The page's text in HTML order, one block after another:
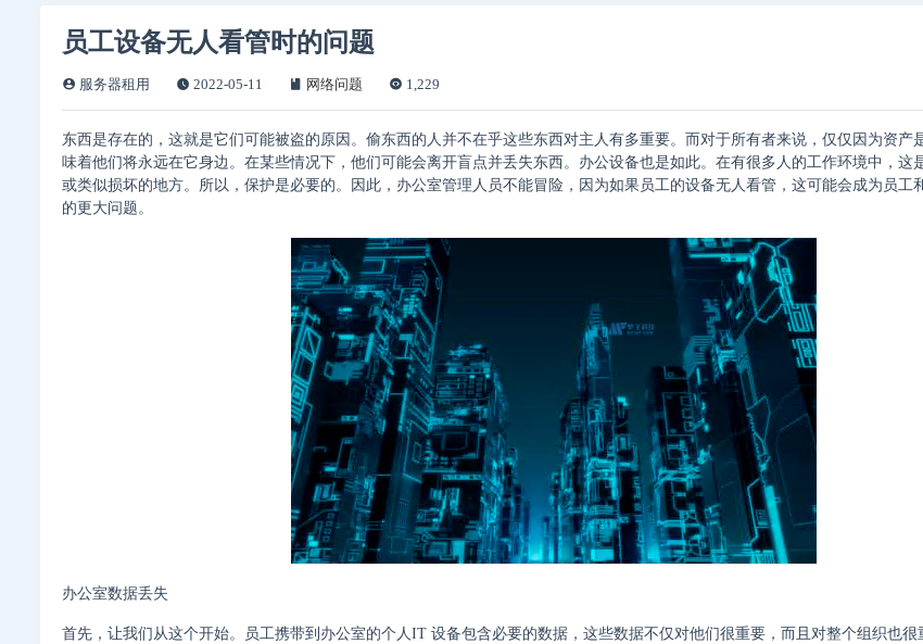
员工设备无人看管时的问题
服务器租用 2022-05-11 网络问题 1,229
东西是存在的，这就是它们可能被盗的原因。偷东西的人并不在乎这些东西对主人有多重要。而对于所有者来说，仅仅因为资产
味着他们将永远在它身边。在某些情况下，他们可能会离开盲点并丢失东西。办公设备也是如此。在有很多人的工作环境中，这
或类似损坏的地方。所以，保护是必要的。因此，办公室管理人员不能冒险，因为如果员工的设备无人看管，这可能会成为员工
的更大问题。
办公室数据丢失
首先，让我们从这个开始。员工携带到办公室的个人IT 设备包含必要的数据，这些数据不仅对他们很重要，而且对整个组织也很